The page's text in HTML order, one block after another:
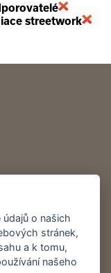
streetwork
o našich
stránek,
a k tomu,
našeho